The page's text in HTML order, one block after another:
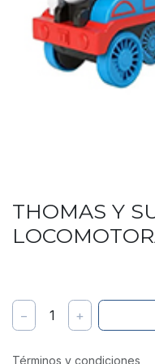
THOMAS Y
− 1 +
Términos y condiciones